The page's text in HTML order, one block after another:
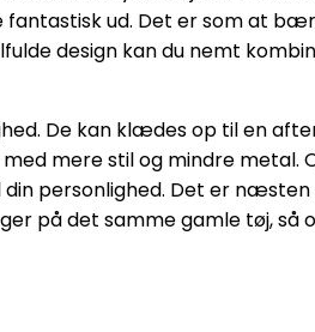
ud. Det er som at
design kan du nemt
De kan klædes op til en
mere stil og mindre metal.
personlighed. Det er
på det samme gamle tøj, så